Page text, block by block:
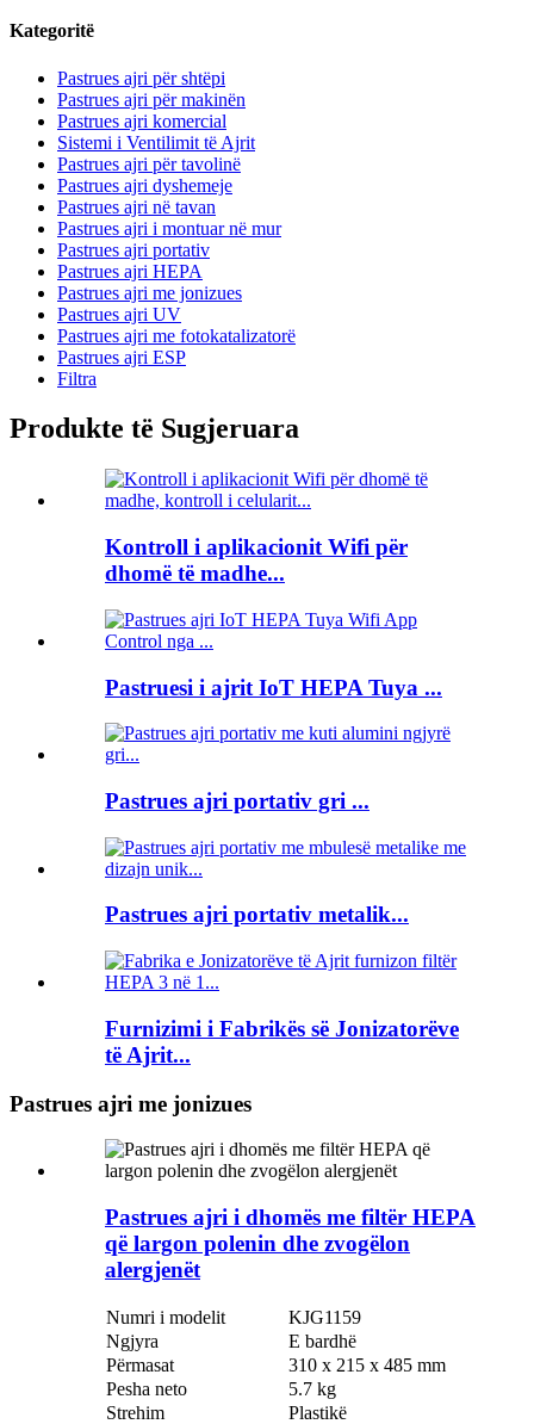
Kategoritë
Pastrues ajri për shtëpi
Pastrues ajri për makinën
Pastrues ajri komercial
Sistemi i Ventilimit të Ajrit
Pastrues ajri për tavolinë
Pastrues ajri dyshemeje
Pastrues ajri në tavan
Pastrues ajri i montuar në mur
Pastrues ajri portativ
Pastrues ajri HEPA
Pastrues ajri me jonizues
Pastrues ajri UV
Pastrues ajri me fotokatalizatorë
Pastrues ajri ESP
Filtra
Produkte të Sugjeruara
Kontroll i aplikacionit Wifi për
dhomë të madhe...
Pastruesi i ajrit IoT HEPA Tuya ...
Pastrues ajri portativ gri ...
Pastrues ajri portativ metalik...
Furnizimi i Fabrikës së Jonizatorëve
të Ajrit...
Pastrues ajri me jonizues
Pastrues ajri i dhomës me filtër HEPA
që largon polenin dhe zvogëlon
alergjenët
Numri i modelit
KJG1159
Ngjyra
E bardhë
Përmasat
310 x 215 x 485 mm
Pesha neto
5.7 kg
Strehim
Plastikë